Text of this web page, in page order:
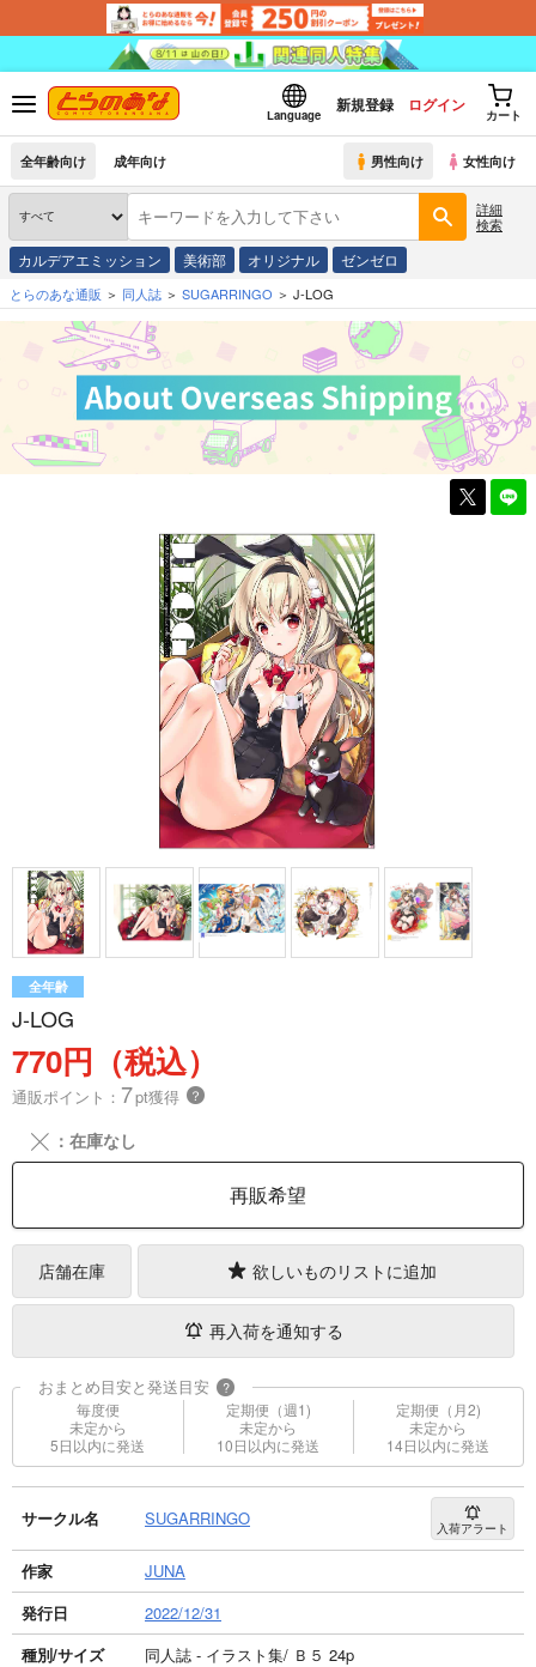
Language
新規登録 ログイン
カート
全年齢向け 成年向け 男性向け 女性向け
詳細
検索
カルデアエミッション 美術部 オリジナル ゼンゼロ
とらのあな通販 同人誌 SUGARRINGO J-LOG
全年齢
J-LOG
770円（税込）
通販ポイント： 7pt獲得 ？
╳ ：在庫なし
再販希望
店舗在庫 欲しいものリストに追加
再入荷を通知する
おまとめ目安と発送目安 ?
毎度便
未定から
5日以内に発送
定期便（週1)
未定から
10日以内に発送
定期便（月2)
未定から
14日以内に発送
サークル名 SUGARRINGO 入荷アラート
作家
JUNA
発行日
2022/12/31
種別/サイズ
同人誌 - イラスト集/ Ｂ５ 24p